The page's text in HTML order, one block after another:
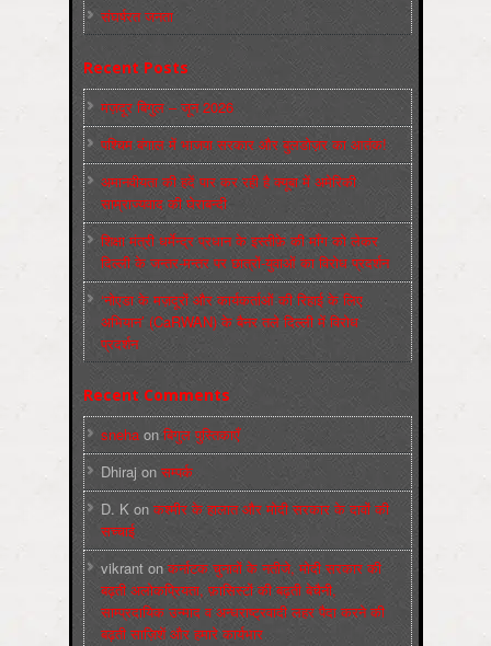
संघर्षरत जनता
Recent Posts
मज़दूर बिगुल – जून 2026
पश्चिम बंगाल में भाजपा सरकार और बुलडोज़र का आतंक!
अमानवीयता की हदें पार कर रही है क्यूबा में अमेरिकी
साम्राज्यवाद की घेराबन्दी
शिक्षा मंत्री धर्मेन्द्र प्रधान के इस्तीफ़े की माँग को लेकर
दिल्ली के जन्तर-मन्तर पर छात्रों-युवाओं का विरोध प्रदर्शन
‘नोएडा के मज़दूरों और कार्यकर्ताओं की रिहाई के लिए
अभियान’ (CaRWAN) के बैनर तले दिल्ली में विरोध
प्रदर्शन
Recent Comments
sneha on बिगुल पुस्तिकाएँ
Dhiraj on सम्पर्क
D. K on कश्मीर के हालात और मोदी सरकार के दावों की
सच्चाई
vikrant onकर्नाटक चुनावों के नतीजे, मोदी सरकार की
बढ़ती अलोकप्रियता, फ़ासिस्टों की बढ़ती बेचैनी,
साम्प्रदायिक उन्माद व अन्धराष्ट्रवादी लहर पैदा करने की
बढ़ती साज़िशें और हमारे कार्यभार